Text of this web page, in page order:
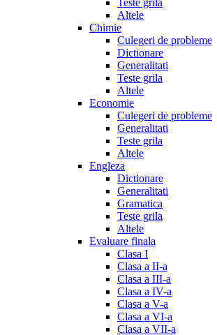
Teste grila
Altele
Chimie
Culegeri de probleme
Dictionare
Generalitati
Teste grila
Altele
Economie
Culegeri de probleme
Generalitati
Teste grila
Altele
Engleza
Dictionare
Generalitati
Gramatica
Teste grila
Altele
Evaluare finala
Clasa I
Clasa a II-a
Clasa a III-a
Clasa a IV-a
Clasa a V-a
Clasa a VI-a
Clasa a VII-a